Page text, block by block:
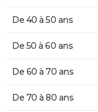
De 40 à 50 ans
De 50 à 60 ans
De 60 à 70 ans
De 70 à 80 ans